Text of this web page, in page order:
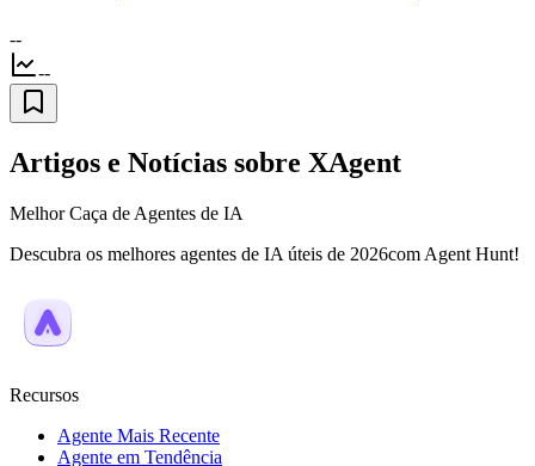
--
--
Artigos e Notícias sobre XAgent
Melhor Caça de Agentes de IA
Descubra os melhores agentes de IA úteis de 2026com Agent Hunt!
Recursos
Agente Mais Recente
Agente em Tendência